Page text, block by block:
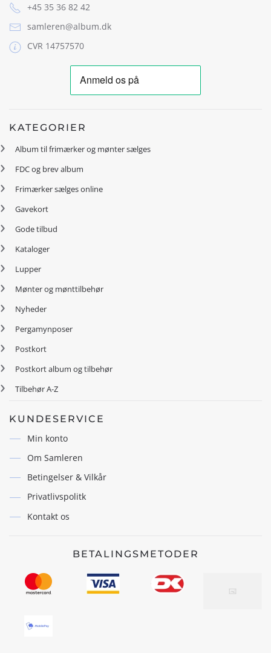
+45 35 36 82 42
samleren@album.dk
CVR 14757570
KATEGORIER
Album til frimærker og mønter sælges
FDC og brev album
Frimærker sælges online
Gavekort
Gode tilbud
Kataloger
Lupper
Mønter og mønttilbehør
Nyheder
Pergamynposer
Postkort
Postkort album og tilbehør
Tilbehør A-Z
KUNDESERVICE
Min konto
Om Samleren
Betingelser & Vilkår
Privatlivspolitk
Kontakt os
BETALINGSMETODER